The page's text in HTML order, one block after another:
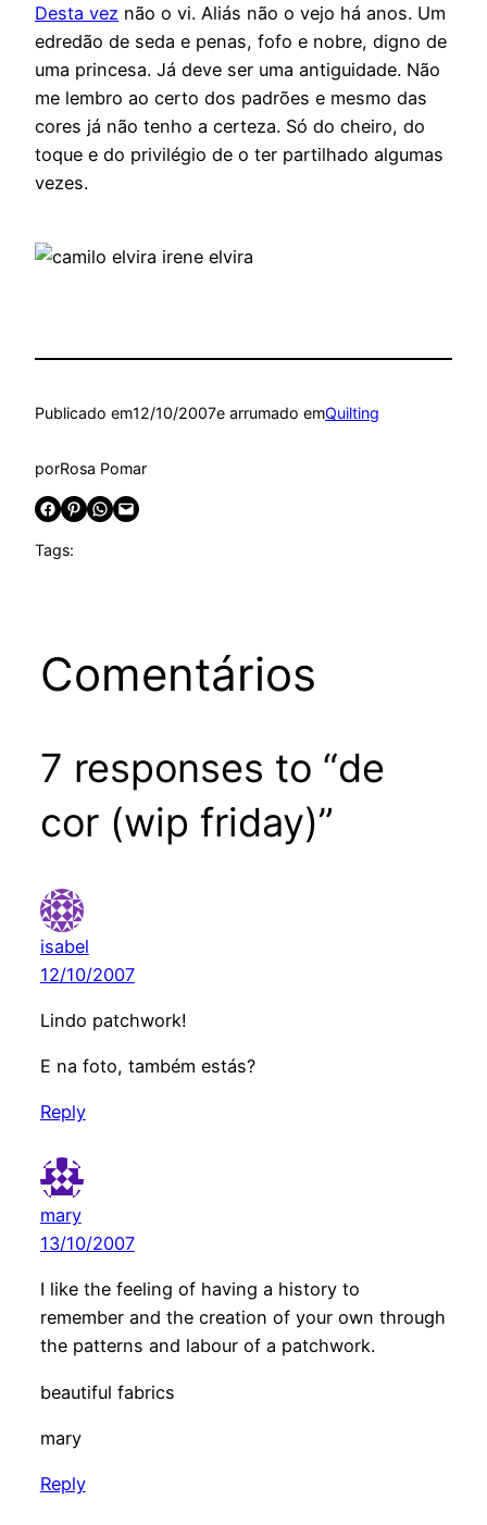
Desta vez não o vi. Aliás não o vejo há anos. Um
edredão de seda e penas, fofo e nobre, digno de
uma princesa. Já deve ser uma antiguidade. Não
me lembro ao certo dos padrões e mesmo das
cores já não tenho a certeza. Só do cheiro, do
toque e do privilégio de o ter partilhado algumas
vezes.
Publicado em12/10/2007e arrumado emQuilting
porRosa Pomar
Share on Facebook Share on Pinterest Share on WhatsApp Email this Page
Tags:
Comentários
7 responses to “de
cor (wip friday)”
isabel
12/10/2007
Lindo patchwork!
E na foto, também estás?
Reply
mary
13/10/2007
I like the feeling of having a history to
remember and the creation of your own through
the patterns and labour of a patchwork.
beautiful fabrics
mary
Reply